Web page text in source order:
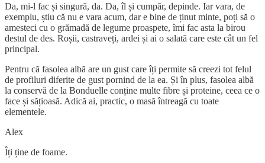
Da, mi-l fac și singură, da. Da, îl și cumpăr, depinde. Iar vara, de
exemplu, știu că nu e vara acum, dar e bine de ținut minte, poți să o
amesteci cu o grămadă de legume proaspete, îmi fac asta la birou
destul de des. Roșii, castraveți, ardei și ai o salată care este cât un fel
principal.
Pentru că fasolea albă are un gust care îți permite să creezi tot felul
de profiluri diferite de gust pornind de la ea. Și în plus, fasolea albă
la conservă de la Bonduelle conține multe fibre și proteine, ceea ce o
face și sățioasă. Adică ai, practic, o masă întreagă cu toate
elementele.
Alex
Îți ține de foame.